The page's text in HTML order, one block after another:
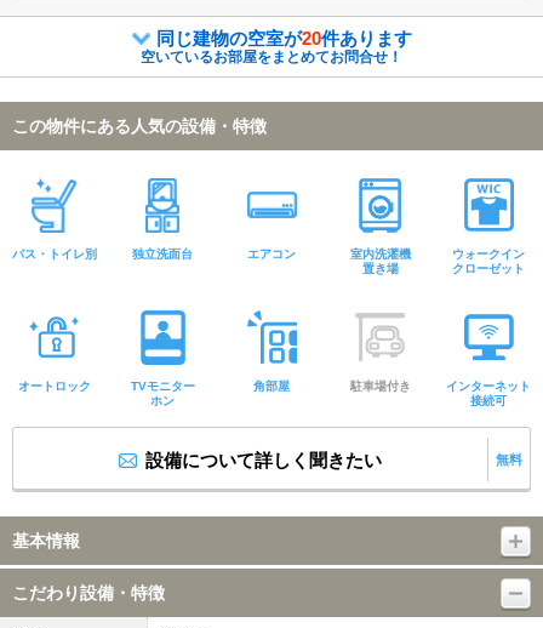
同じ建物の空室が20件あります
空いているお部屋をまとめてお問合せ！
この物件にある人気の設備・特徴
バス・トイレ別 独立洗面台 エアコン
室内洗濯機
置き場
ウォークイン
クローゼット
オートロック
TVモニター
ホン
角部屋 駐車場付き
インターネット
接続可
設備について詳しく聞きたい 無料
基本情報
こだわり設備・特徴